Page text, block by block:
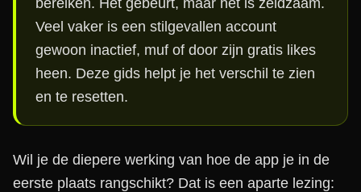
bereiken. Het gebeurt, maar het is zeldzaam.
Veel vaker is een stilgevallen account
gewoon inactief, muf of door zijn gratis likes
heen. Deze gids helpt je het verschil te zien
en te resetten.
Wil je de diepere werking van hoe de app je in de
eerste plaats rangschikt? Dat is een aparte lezing: